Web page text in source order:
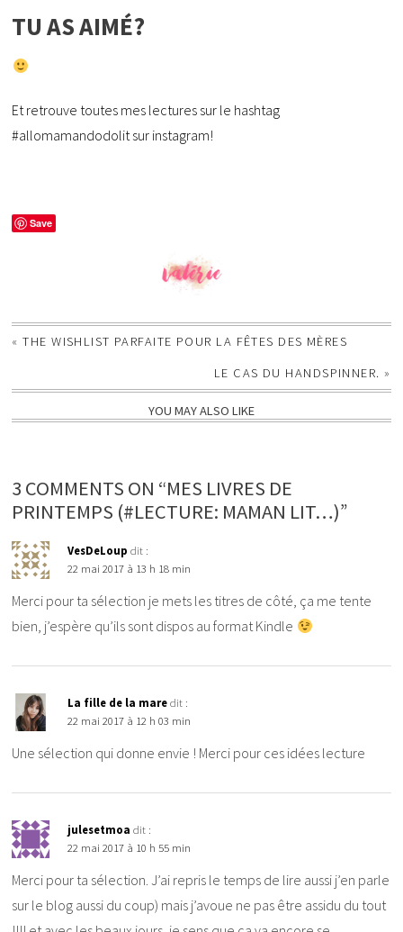
TU AS AIMÉ?
Et retrouve toutes mes lectures sur le hashtag
#allomamandodolit sur instagram!
Save
«THE WISHLIST PARFAITE POUR LA FÊTES DES MÈRES
LE CAS DU HANDSPINNER. »
YOU MAY ALSO LIKE
3 COMMENTS ON “MES LIVRES DE
PRINTEMPS (#LECTURE: MAMAN LIT…)”
VesDeLoup dit :
22 mai 2017 à 13 h 18 min
Merci pour ta sélection je mets les titres de côté, ça me tente
bien, j’espère qu’ils sont dispos au format Kindle
La fille de la mare dit :
22 mai 2017 à 12 h 03 min
Une sélection qui donne envie ! Merci pour ces idées lecture
julesetmoa dit :
22 mai 2017 à 10 h 55 min
Merci pour ta sélection. J’ai repris le temps de lire aussi j’en parle
sur le blog aussi du coup) mais j’avoue ne pas être assidu du tout